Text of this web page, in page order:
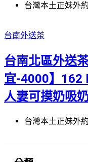
台灣本土正妹外約
台南外送茶
台南北區外送
宜-4000】162
人妻可摸奶吸
台灣本土正妹外約